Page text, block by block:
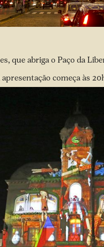
que abriga o Paço da
começa às